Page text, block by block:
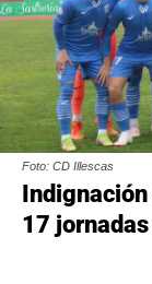
Foto: CD Illescas
17